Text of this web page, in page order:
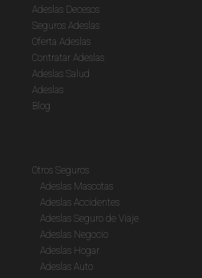
Adeslas Decesos
Seguros Adeslas
Oferta Adeslas
Contratar Adeslas
Adeslas Salud
Adeslas
Blog
Otros Seguros
Adeslas Mascotas
Adeslas Accidentes
Adeslas Seguro de Viaje
Adeslas Negocio
Adeslas Hogar
Adeslas Auto